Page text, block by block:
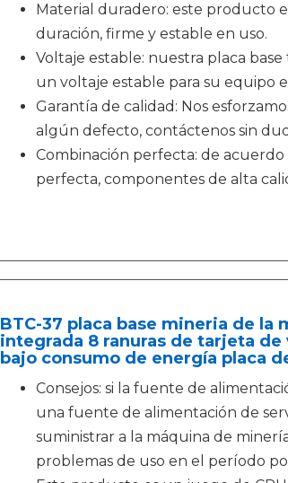
Material duradero: este producto
duración, firme y estable en uso.
Voltaje estable: nuestra placa
un voltaje estable para su equipo
Garantía de calidad: Nos
algún defecto, contáctenos sin
Combinación perfecta: de
perfecta, componentes de alta
BTC-37 placa base mineria de la
integrada 8 ranuras de tarjeta
bajo consumo de energía placa
Consejos: si la fuente de
una fuente de alimentación de
suministrar a la máquina de
problemas de uso en el período